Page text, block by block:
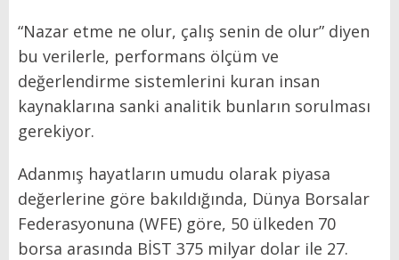
“Nazar etme ne olur, çalış senin de olur” diyen
bu verilerle, perfor­mans ölçüm ve
değerlendirme sis­temlerini kuran insan
kaynakları­na sanki analitik bunların sorul­ması
gerekiyor.
Adanmış hayatların umudu ola­rak piyasa
değerlerine göre bakıl­dığında, Dünya Borsalar
Federas­yonuna (WFE) göre, 50 ülkeden 70
borsa arasında BİST 375 mil­yar dolar ile 27.